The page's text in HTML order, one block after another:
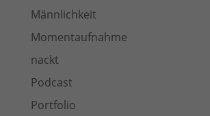
Männlichkeit
Momentaufnahme
nackt
Podcast
Portfolio